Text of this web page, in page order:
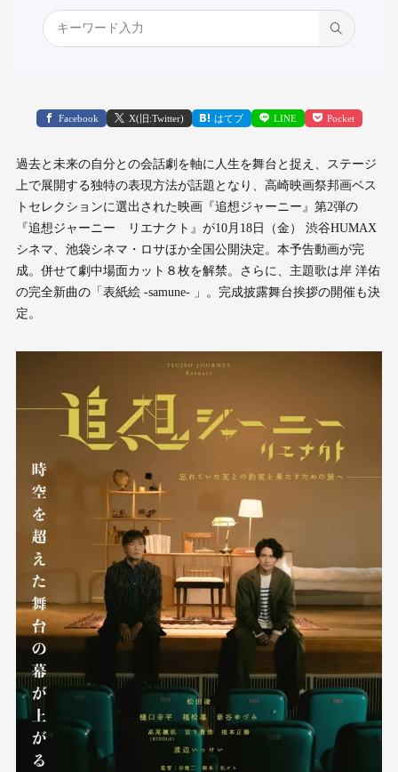
Facebook X(旧:Twitter) はてブ LINE Pocket
過去と未来の自分との会話劇を軸に人生を舞台と捉え、ステージ
上で展開する独特の表現方法が話題となり、高崎映画祭邦画ベス
トセレクションに選出された映画『追想ジャーニー』第2弾の
『追想ジャーニー リエナクト』が10月18日（金） 渋谷HUMAX
シネマ、池袋シネマ・ロサほか全国公開決定。本予告動画が完
成。併せて劇中場面カット８枚を解禁。さらに、主題歌は岸 洋佑
の完全新曲の「表紙絵 -samune- 」。完成披露舞台挨拶の開催も決
定。